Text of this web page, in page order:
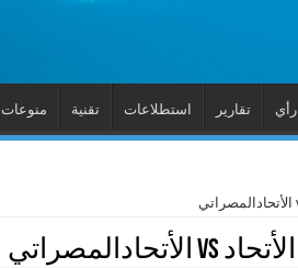
رأي تقارير استطلاعات تقنية منوعات
الأتحاد vs الأتحادالمصراتي